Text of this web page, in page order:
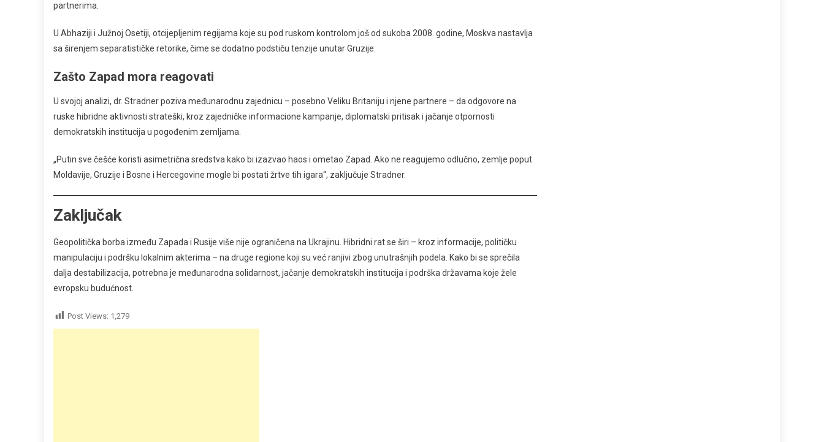
partnerima.
U Abhaziji i Južnoj Osetiji, otcijepljenim regijama koje su pod ruskom kontrolom još od sukoba 2008. godine, Moskva nastavlja
sa širenjem separatističke retorike, čime se dodatno podstiču tenzije unutar Gruzije.
Zašto Zapad mora reagovati
U svojoj analizi, dr. Stradner poziva međunarodnu zajednicu – posebno Veliku Britaniju i njene partnere – da odgovore na
ruske hibridne aktivnosti strateški, kroz zajedničke informacione kampanje, diplomatski pritisak i jačanje otpornosti
demokratskih institucija u pogođenim zemljama.
„Putin sve češće koristi asimetrična sredstva kako bi izazvao haos i ometao Zapad. Ako ne reagujemo odlučno, zemlje poput
Moldavije, Gruzije i Bosne i Hercegovine mogle bi postati žrtve tih igara“, zaključuje Stradner.
Zaključak
Geopolitička borba između Zapada i Rusije više nije ograničena na Ukrajinu. Hibridni rat se širi – kroz informacije, političku
manipulaciju i podršku lokalnim akterima – na druge regione koji su već ranjivi zbog unutrašnjih podela. Kako bi se sprečila
dalja destabilizacija, potrebna je međunarodna solidarnost, jačanje demokratskih institucija i podrška državama koje žele
evropsku budućnost.
Post Views: 1,279